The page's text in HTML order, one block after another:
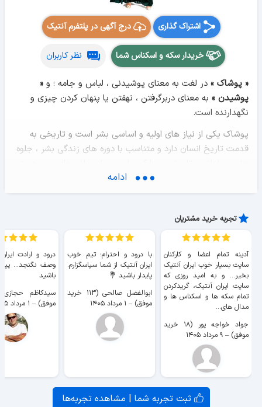
اشتراک گذاری درج آگهی در پلتفرم آنتیک
خریدار سکه و اسکناس شما نظر کاربران
« پوشاک » در لغت به معنای پوشیدنی ، لباس و جامه ؛ و «
پوشیدن » به معنای دربرگرفتن ، نهفتن یا پنهان کردن چیزی و
نگهدارنده است.
پوشاک یکی از نیاز های اولیه و اساسی بشر است و تاریخی به
قدمت تاریخ انسان دارد و متناسب با دوره های زندگی بشر ، جلوه
و فرهنگی به شمار می رود. پوشاک در ابتدا پوششی در برابر
عواملی چون سرما و گرما بود ، ولی رفته رفته متاثر از ذوق هنری و
بسیار موثر است. در بسیاری از جوامع ، لباس در درجه اول هویت
اجتماعی فرد را مشخص می کند تا هویت فردی. همچنین لباس
بیانگر جنسیت ، موقعیت طبقاتی و منزلت حرفه ای فرد را به
نمایش می گذارد.
ادامه
تجربه خرید مشتریان
آدینه تمام اعضا و کارکنان
سایت بسیار خوب ايران آنتیک
بخیر... و به امید روزی که
سایت ايران آنتیک، گریدکردن
تمام سکه ها و اسکناس ها و
مدال های...
جواد خواجه پور (۱۸ خرید
موفق) – ۹ مرداد ۱۴۰۵
با درود و احترام؛ تیم خوب
ایران آنتیک از شما سپاسگزارم.
پایدار باشید 💐
ابوالفضل صالحی (۱۱۳ خرید
موفق) – ۱ مرداد ۱۴۰۵
درود و ارادت
وصف نگنجد...
باشید
موفق) – ۱ مرداد ۱۴۰۵
ثبت تجربه شما | مشاهده تجربه‌ها